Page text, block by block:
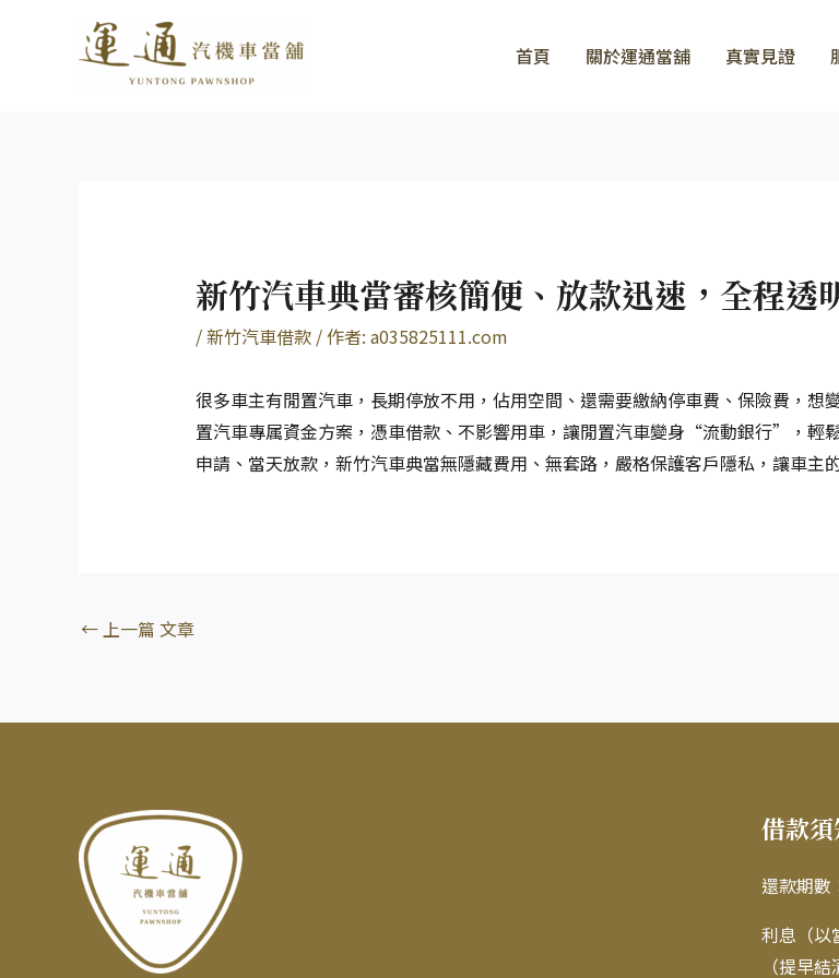
首頁 關於運通當舖 真實見證
新竹汽車典當審核簡便、放款迅速，全程透
/新竹汽車借款/ 作者: a035825111.com
很多車主有閒置汽車，長期停放不用，佔用空間、還需要繳納停車費、保險費，想
置汽車專属資金方案，憑車借款、不影響用車，讓閒置汽車變身“流動銀行”，輕
申請、當天放款，新竹汽車典當無隱藏費用、無套路，嚴格保護客戶隱私，讓車主
navigation
←上一篇 文章
借款須
還款期數
利息（以
（提早